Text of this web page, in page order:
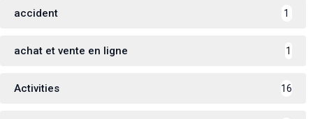
accident 1
achat et vente en ligne 1
Activities 16